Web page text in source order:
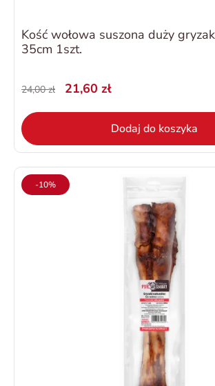
Kość wołowa suszona duży
35cm 1szt.
24,00 zł 21,60 zł
Dodaj do koszyka
-10%